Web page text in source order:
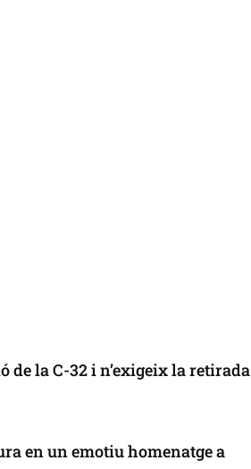
de la C-32 i n’exigeix la retirada
en un emotiu homenatge a